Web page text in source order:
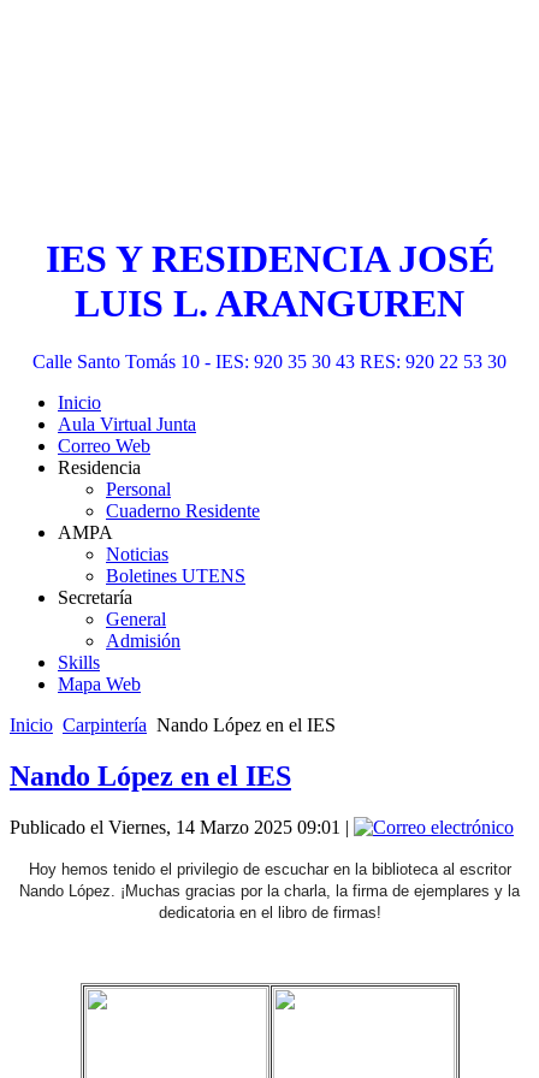
IES Y RESIDENCIA JOSÉ
LUIS L. ARANGUREN
Calle Santo Tomás 10 - IES: 920 35 30 43 RES: 920 22 53 30
Inicio
Aula Virtual Junta
Correo Web
Residencia
Personal
Cuaderno Residente
AMPA
Noticias
Boletines UTENS
Secretaría
General
Admisión
Skills
Mapa Web
Inicio Carpintería Nando López en el IES
Nando López en el IES
Publicado el Viernes, 14 Marzo 2025 09:01 |
Hoy hemos tenido el privilegio de escuchar en la biblioteca al escritor
Nando López. ¡Muchas gracias por la charla, la firma de ejemplares y la
dedicatoria en el libro de firmas!